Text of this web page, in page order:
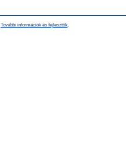
További információk és fejlesztők